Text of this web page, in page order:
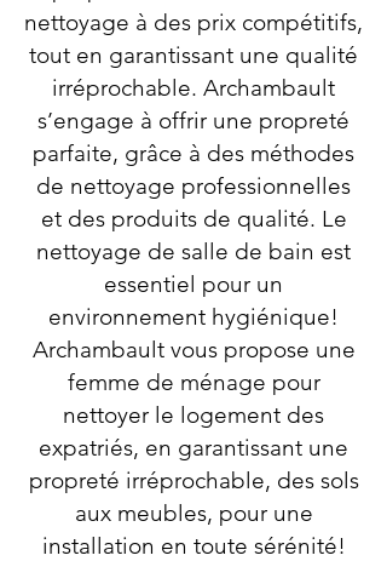
nettoyage à des prix compétitifs,
tout en garantissant une qualité
irréprochable. Archambault
s’engage à offrir une propreté
parfaite, grâce à des méthodes
de nettoyage professionnelles
et des produits de qualité. Le
nettoyage de salle de bain est
essentiel pour un
environnement hygiénique!
Archambault vous propose une
femme de ménage pour
nettoyer le logement des
expatriés, en garantissant une
propreté irréprochable, des sols
aux meubles, pour une
installation en toute sérénité!